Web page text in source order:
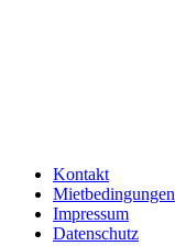
Kontakt
Mietbedingungen
Impressum
Datenschutz